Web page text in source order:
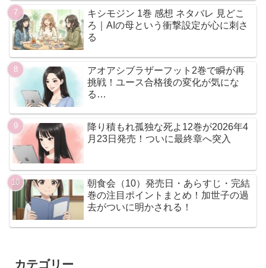
キシモジン 1巻 感想 ネタバレ 見どこ
ろ｜AIの母という衝撃設定が心に刺さ
る
アオアシブラザーフット2巻で瞬が再
挑戦！ユース合格後の変化が気にな
る…
降り積もれ孤独な死よ12巻が2026年4
月23日発売！ついに最終章へ突入
朝食会（10）発売日・あらすじ・完結
巻の注目ポイントまとめ！加世子の過
去がついに明かされる！
カテゴリー